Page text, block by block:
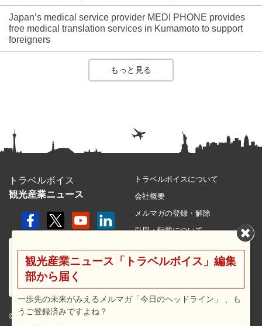
Japan’s medical service provider MEDI PHONE provides
free medical translation services in Kumamoto to support
foreigners
もっと見る
トラベルボイス
観光産業ニュース
© 2026 travel voice.
トラベルボイスについて
会社概要
メルマガの登録・解除
引用・転載について
利用規約
広告メニュー・料金
観光産業ニュース「トラベルボイス」編集
部から届く
一歩先の未来がみえるメルマガ「今日のヘッドライン」 、も
うご登録済みですよね？